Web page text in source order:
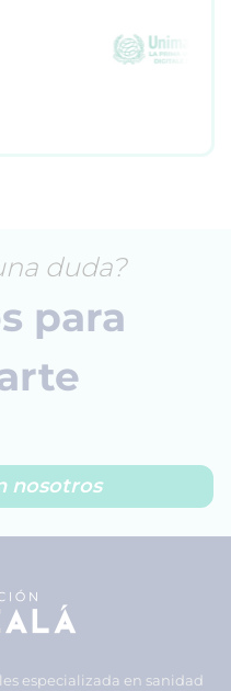
duda?
para
nosotros
especializada en sanidad